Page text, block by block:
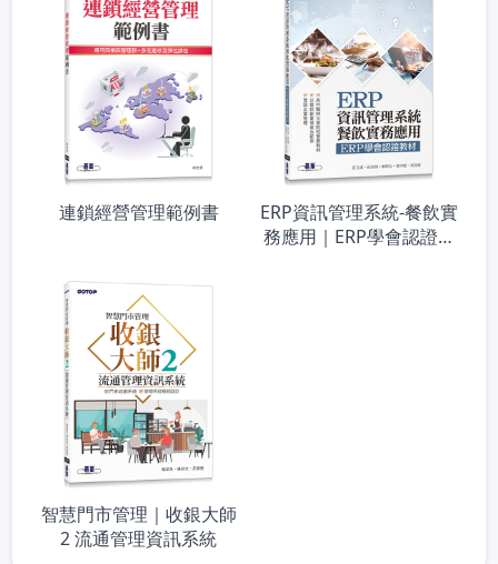
連鎖經營管理範例書
ERP資訊管理系統-餐飲實
務應用｜ERP學會認證教
智慧門市管理｜收銀大師
2 流通管理資訊系統